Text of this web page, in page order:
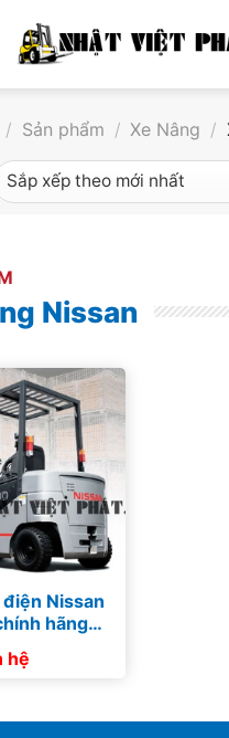
/ Sản phẩm / Xe Nâng /
Nissan
Nissan
hãng
môi
hệ